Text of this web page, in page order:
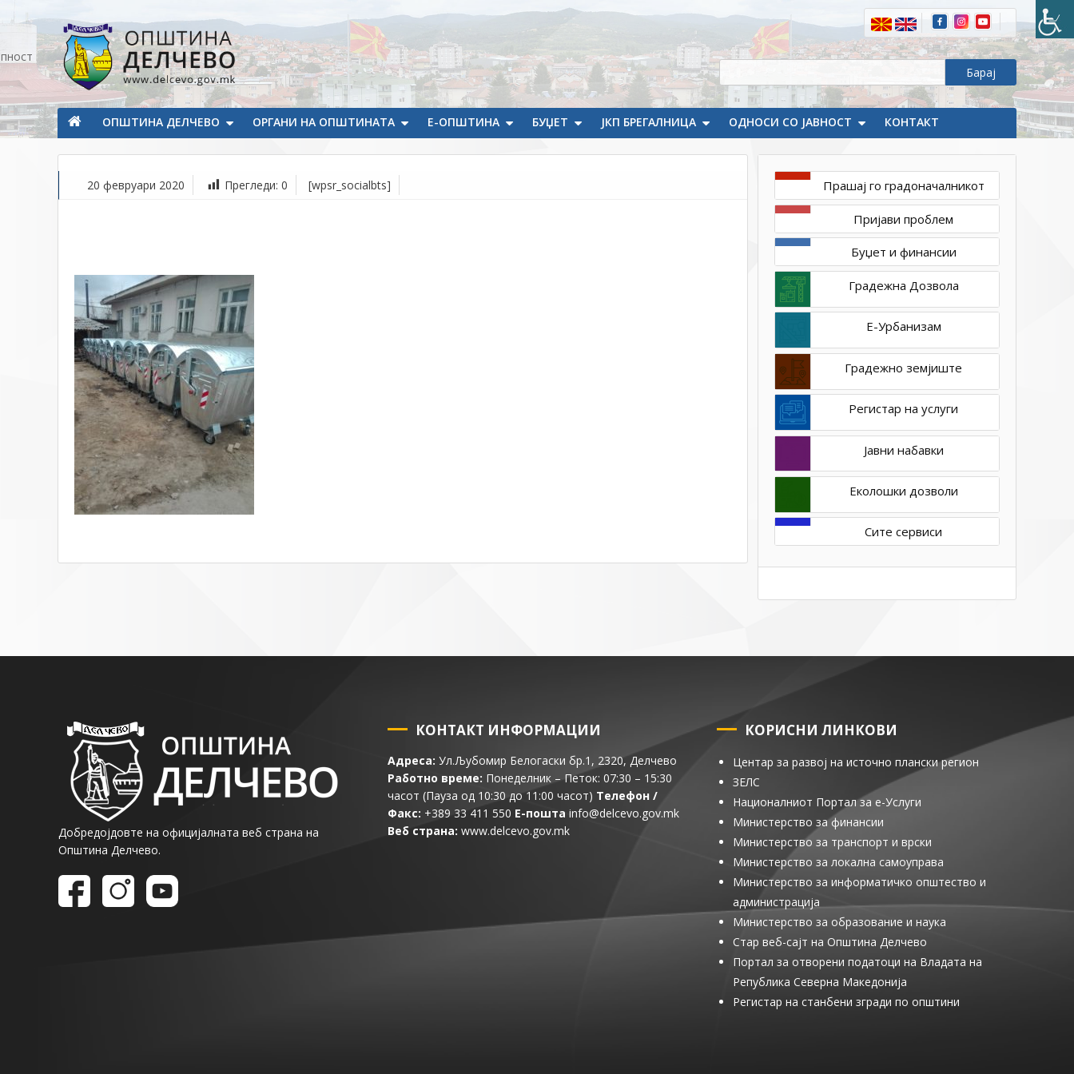
Општина Делчево
Општина Делчево
ОПШТИНА ДЕЛЧЕВО ОРГАНИ НА ОПШТИНАТА Е-ОПШТИНА БУЏЕТ ЈКП БРЕГАЛНИЦА ОДНОСИ СО ЈАВНОСТ КОНТАКТ
20 февруари 2020 Прегледи: 0 [wpsr_socialbts] Прашај го градоначалникот
Пријави проблем
Буџет и финансии
Градежна Дозвола
Е-Урбанизам
Градежно земјиште
Регистар на услуги
Јавни набавки
Еколошки дозволи
Сите сервиси
Добредојдовте на официјалната веб страна на
Општина Делчево.
КОНТАКТ ИНФОРМАЦИИ
Адреса: Ул.Љубомир Белогаски бр.1, 2320, Делчево
Работно време: Понеделник – Петок: 07:30 – 15:30
часот (Пауза од 10:30 до 11:00 часот) Телефон /
Факс: +389 33 411 550 Е-пошта info@delcevo.gov.mk
Веб страна: www.delcevo.gov.mk
КОРИСНИ ЛИНКОВИ
Центар за развој на источно плански регион
ЗЕЛС
Националниот Портал за е-Услуги
Министерство за финансии
Министерство за транспорт и врски
Министерство за локална самоуправа
Министерство за информатичко општество и
администрација
Министерство за образование и наука
Стар веб-сајт на Општина Делчево
Портал за отворени податоци на Владата на
Република Северна Македонија
Регистар на станбени згради по општини